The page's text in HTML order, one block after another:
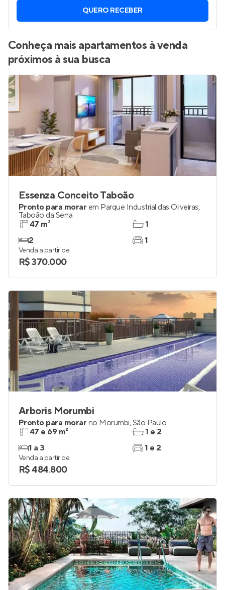
QUERO RECEBER
Conheça mais apartamentos à venda
próximos à sua busca
Essenza Conceito Taboão
Pronto para morar em Parque Industrial das Oliveiras,
Taboão da Serra
47 m²
2
1
1
Venda a partir de
R$ 370.000
Arboris Morumbi
Pronto para morar no Morumbi,São Paulo
47 e 69 m²
1 a 3
1 e 2
1 e 2
Venda a partir de
R$ 484.800